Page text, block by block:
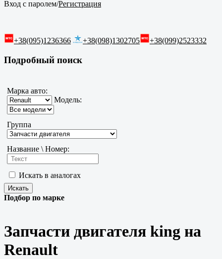
Вход с паролем/Регистрация
+38(095)1236366 +38(098)1302705 +38(099)2523332
Подробный поиск
Марка авто:
Модель:
Группа
Название \ Номер:
Искать в аналогах
Подбор по марке
Запчасти двигателя king на
Renault